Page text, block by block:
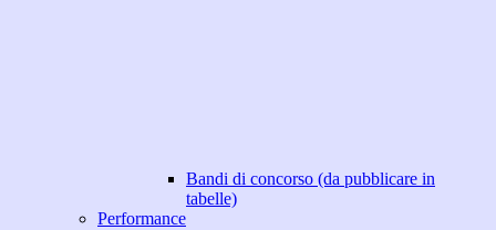
Bandi di concorso (da pubblicare in
tabelle)
Performance